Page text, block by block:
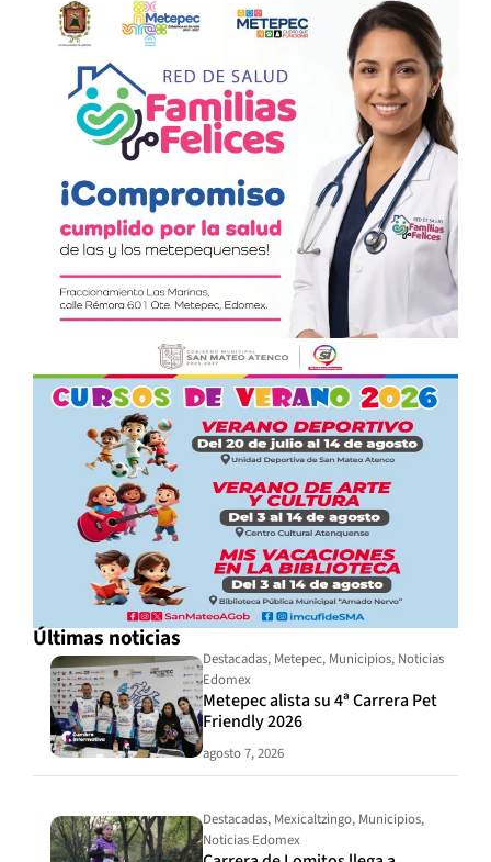
Últimas noticias
Destacadas, Metepec, Municipios, Noticias
Edomex
Metepec alista su 4ª Carrera Pet
Friendly 2026
agosto 7, 2026
Destacadas, Mexicaltzingo, Municipios,
Noticias Edomex